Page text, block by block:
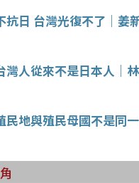
抗日 台灣光復不了｜姜
灣人從來不是日本人｜
民地與殖民母國不是同